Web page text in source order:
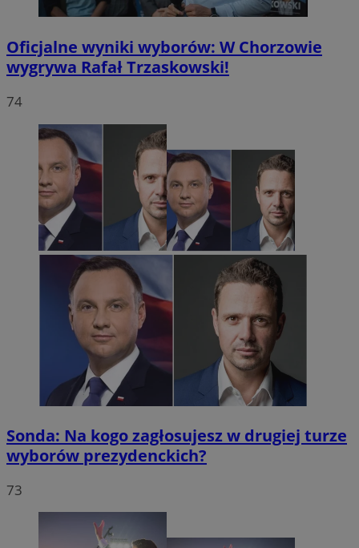
Oficjalne wyniki wyborów: W Chorzowie
wygrywa Rafał Trzaskowski!
74
Sonda: Na kogo zagłosujesz w drugiej turze
wyborów prezydenckich?
73